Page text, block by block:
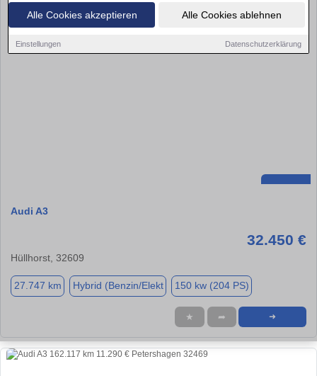
Alle Cookies akzeptieren Alle Cookies ablehnen
Einstellungen Datenschutzerklärung
Audi A3
32.450 €
Hüllhorst, 32609
27.747 km Hybrid (Benzin/Elekt 150 kw (204 PS)
★ ➦ ➜